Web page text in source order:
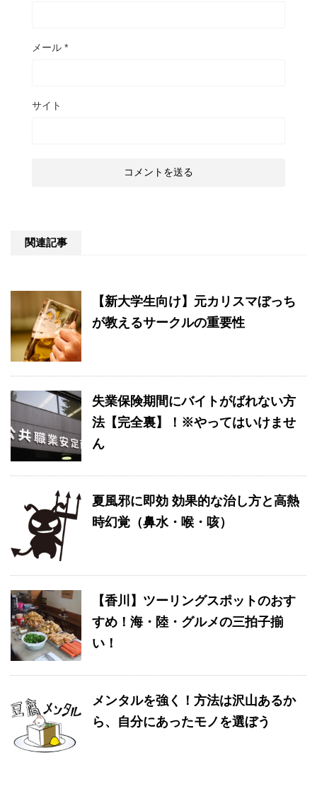
メール *
サイト
関連記事
【新大学生向け】元カリスマぼっち
が教えるサークルの重要性
失業保険期間にバイトがばれない方
法【完全裏】！※やってはいけませ
ん
夏風邪に即効 効果的な治し方と高熱
時幻覚（鼻水・喉・咳）
【香川】ツーリングスポットのおす
すめ！海・陸・グルメの三拍子揃
い！
メンタルを強く！方法は沢山あるか
ら、自分にあったモノを選ぼう